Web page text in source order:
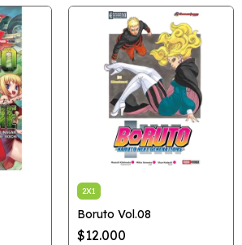
2X1
Boruto Vol.08
$12.000